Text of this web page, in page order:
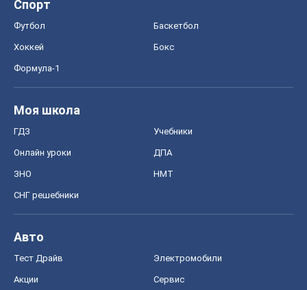
Спорт
Футбол Баскетбол
Хоккей Бокс
Формула-1
Моя школа
ГДЗ Учебники
Онлайн уроки ДПА
ЗНО НМТ
СНГ решебники
Авто
Тест Драйв Электромобили
Акции Сервис